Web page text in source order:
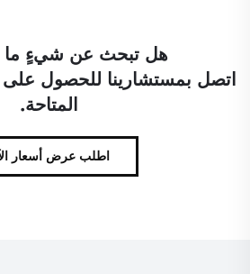
هل تبحث عن شيءٍ ما
اتصل بمستشارينا للحصول
المتاحة.
اطلب عرض أسعار